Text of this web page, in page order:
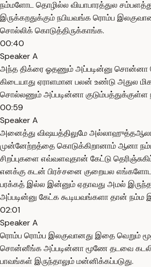
நம்மளோட தொழில்ல வியாபாரத்துல
இருக்கறதுக்கும் நபியவங்க ரொம்ப
சொல்லிக் கொடுத்திருக்காங்க.
00:40
Speaker A
அந்த திக்ரை ஓதணும் அப்படின்னு சொன்னா
கிடையாது ஏராளமான பலன் உண்டு அதுல
சொல்லணும் அப்படின்னா குடும்பத்துக்குள்ள
00:59
Speaker A
அனைத்து விஷயத்திலுமே அல்லாஹுத்தஆலா
முன்னேற்றத்தை கொடுக்கிறானாம் ஆனா
சிறப்புகளை எவ்வளவுதான் கேட்டு
எனக்கு கடன் பிரச்சனை குறையல
பரக்கத் இல்ல இன்னும் ஏதாவது அமல்
அப்படின்னு கேட்க கூடியவங்களா தான் நம்ம
02:01
Speaker A
ரொம்ப ரொம்ப இலகுவானது இதை வெறும்
சொன்னீங்க அப்படின்னா மூணே தடவை
பாவங்கள் இருந்தாலும் மன்னிக்கப்படுது.